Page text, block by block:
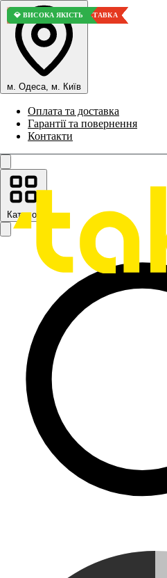
м. Одеса, м. Київ
Оплата та доставка
Гарантії та повернення
Контакти
Каталог
⚡ БЕЗКОШТОВНА ДОСТАВКА
⚡ БЕЗКОШТОВНА ДОСТАВКА
⚡ БЕЗКОШТОВНА ДОСТАВКА
⚡ БЕЗКОШТОВНА ДОСТАВКА
⚡ БЕЗКОШТОВНА ДОСТАВКА
⚡ БЕЗКОШТОВНА ДОСТАВКА
⚡ БЕЗКОШТОВНА ДОСТАВКА
💎 ВИСОКА ЯКІСТЬ
💎 ВИСОКА ЯКІСТЬ